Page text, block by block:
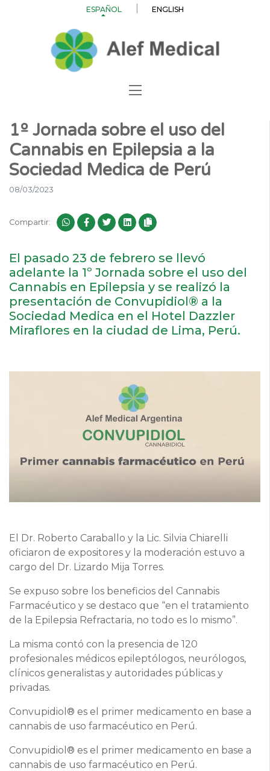
ESPAÑOL ENGLISH
1º Jornada sobre el uso del
Cannabis en Epilepsia a la
Sociedad Medica de Perú
08/03/2023
Compartir:
El pasado 23 de febrero se llevó
adelante la 1º Jornada sobre el uso del
Cannabis en Epilepsia y se realizó la
presentación de Convupidiol® a la
Sociedad Medica en el Hotel Dazzler
Miraflores en la ciudad de Lima, Perú.
El Dr. Roberto Caraballo y la Lic. Silvia Chiarelli
oficiaron de expositores y la moderación estuvo a
cargo del Dr. Lizardo Mija Torres.
Se expuso sobre los beneficios del Cannabis
Farmacéutico y se destaco que “en el tratamiento
de la Epilepsia Refractaria, no todo es lo mismo”.
La misma contó con la presencia de 120
profesionales médicos epileptólogos, neurólogos,
clínicos generalistas y autoridades públicas y
privadas.
Convupidiol® es el primer medicamento en base a
cannabis de uso farmacéutico en Perú.
Convupidiol® es el primer medicamento en base a
cannabis de uso farmacéutico en Perú.